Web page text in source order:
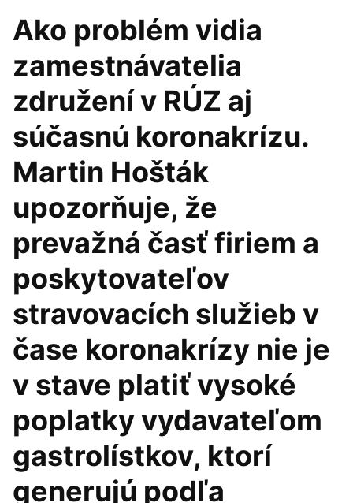
Ako problém vidia
zamestnávatelia
združení v RÚZ aj
súčasnú koronakrízu.
Martin Hošták
upozorňuje, že
prevažná časť firiem a
poskytovateľov
stravovacích služieb v
čase koronakrízy nie je
v stave platiť vysoké
poplatky vydavateľom
gastrolístkov, ktorí
generujú podľa